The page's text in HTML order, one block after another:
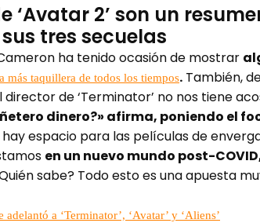
‘Avatar 2’ son un
tres secuelas
ha tenido ocasión de mostrar
más taquillera de todos los tiempos. También,
de ‘Terminator’ no nos tiene
dinero?» afirma, poniendo el
espacio para las películas de
en un nuevo mundo post-
sabe? Todo esto es una apuesta
a ‘Terminator’, ‘Avatar’ y ‘Aliens’